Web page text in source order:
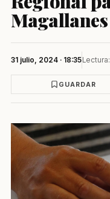
Magallanes
31 julio, 2024 · 18:35Lectura:
GUARDAR